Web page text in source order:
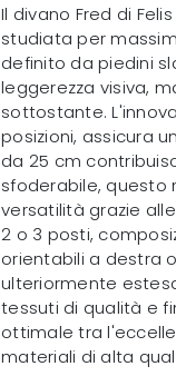
Il divano Fred di
studiata per
definito da piedini
leggerezza visiva,
sottostante.
posizioni, assicura
da 25 cm
sfoderabile, questo
versatilità grazie
2 o 3 posti,
orientabili a destra
ulteriormente
tessuti di qualità e
ottimale tra
materiali di alta